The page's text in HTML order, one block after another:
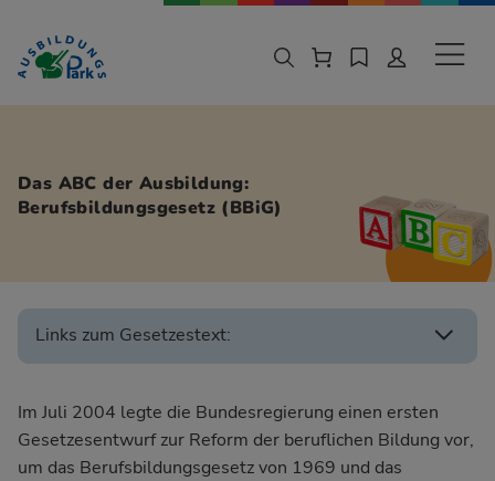
Zur Navigation springen
Zu den Hauptinhalten springen
Das ABC der Ausbildung:
Berufsbildungsgesetz (BBiG)
Im Juli 2004 legte die Bundesregierung einen ersten
Gesetzesentwurf zur Reform der beruflichen Bildung vor,
um das Berufsbildungsgesetz von 1969 und das
Links zum Gesetzestext: